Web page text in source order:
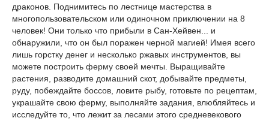
драконов. Поднимитесь по лестнице мастерства в
многопользовательском или одиночном приключении на 8
человек! Они только что прибыли в Сан-Хейвен... и
обнаружили, что он был поражен черной магией! Имея всего
лишь горстку денег и несколько ржавых инструментов, вы
можете построить ферму своей мечты. Выращивайте
растения, разводите домашний скот, добывайте предметы,
руду, побеждайте боссов, ловите рыбу, готовьте по рецептам,
украшайте свою ферму, выполняйте задания, влюбляйтесь и
исследуйте то, что лежит за лесами этого средневекового